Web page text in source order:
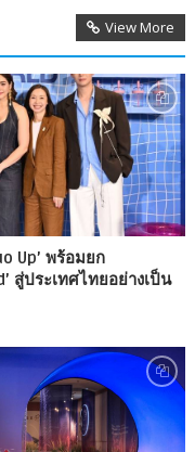
View More
Up’ พร้อมยก
สู่ประเทศไทยอย่างเป็น